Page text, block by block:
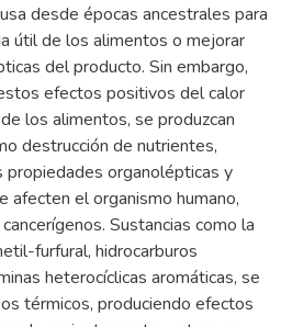
desde épocas ancestrales para
útil de los alimentos o mejorar
del producto. Sin embargo,
efectos positivos del calor
los alimentos, se produzcan
destrucción de nutrientes,
propiedades organolépticas y
afecten el organismo humano,
Sustancias como la
furfural, hidrocarburos
heterocíclicas aromáticas, se
térmicos, produciendo efectos